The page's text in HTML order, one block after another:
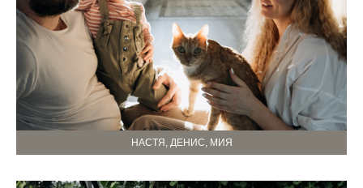
НАСТЯ, ДЕНИС, МИЯ